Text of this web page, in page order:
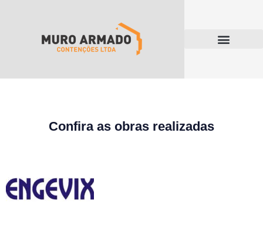
Confira as obras realizadas